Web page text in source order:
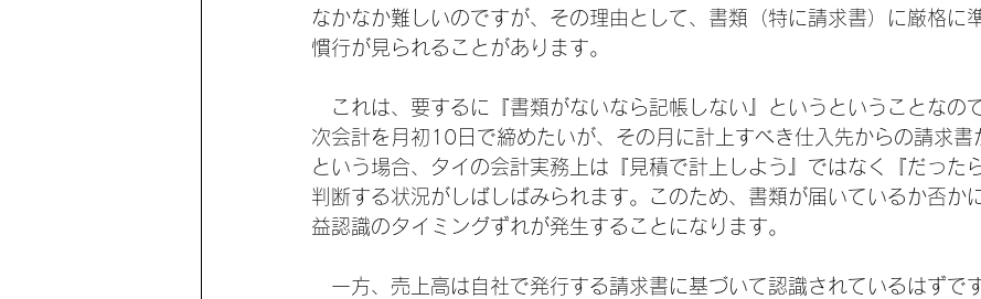
なかなか難しいのですが、その理由として、書類（特に請求書）に厳格に
慣行が見られることがあります。
これは、要するに『書類がないなら記帳しない』というということなの
次会計を月初10日で締めたいが、その月に計上すべき仕入先からの請求書
という場合、タイの会計実務上は『見積で計上しよう』ではなく『だった
判断する状況がしばしばみられます。このため、書類が届いているか否か
益認識のタイミングずれが発生することになります。
一方、売上高は自社で発行する請求書に基づいて認識されているはずで